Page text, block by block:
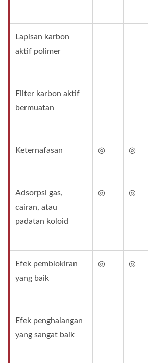
Lapisan karbon
aktif polimer
Filter karbon aktif
bermuatan
Keternafasan ◎ ◎
Adsorpsi gas,
cairan, atau
padatan koloid
◎ ◎
Efek pemblokiran
yang baik
◎ ◎
Efek penghalangan
yang sangat baik